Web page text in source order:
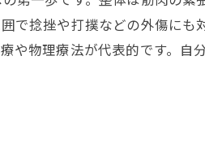
び方ガイド
解放される秘訣
ト
で捻挫や打撲などの外傷にも
や物理療法が代表的です。自